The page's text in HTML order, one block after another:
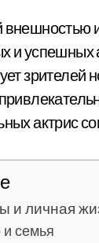
и успешных
актрис
и личная
и семья